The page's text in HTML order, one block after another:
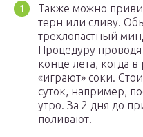
Также можно
терн или сливу.
трехлопастный
Процедуру
конце лета, когда
«играют» соки.
суток, например,
утро. За 2 дня до
поливают.